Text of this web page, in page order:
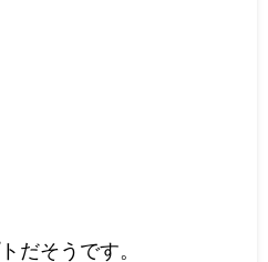
だそうです。